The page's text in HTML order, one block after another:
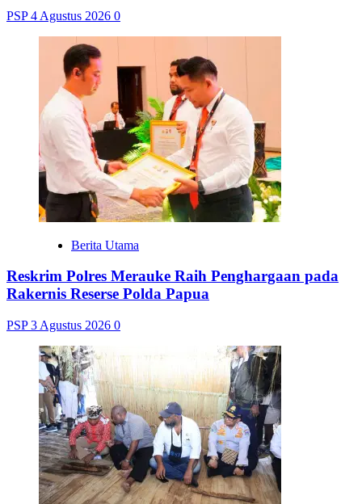
PSP4 Agustus 2026 0
Berita Utama
Reskrim Polres Merauke Raih Penghargaan pada
Rakernis Reserse Polda Papua
PSP3 Agustus 2026 0